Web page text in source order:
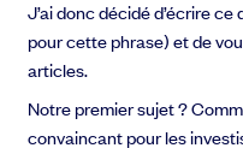
J’ai donc décidé d’écrire
pour cette phrase) et de
articles.
Notre premier sujet ?
convaincant pour les